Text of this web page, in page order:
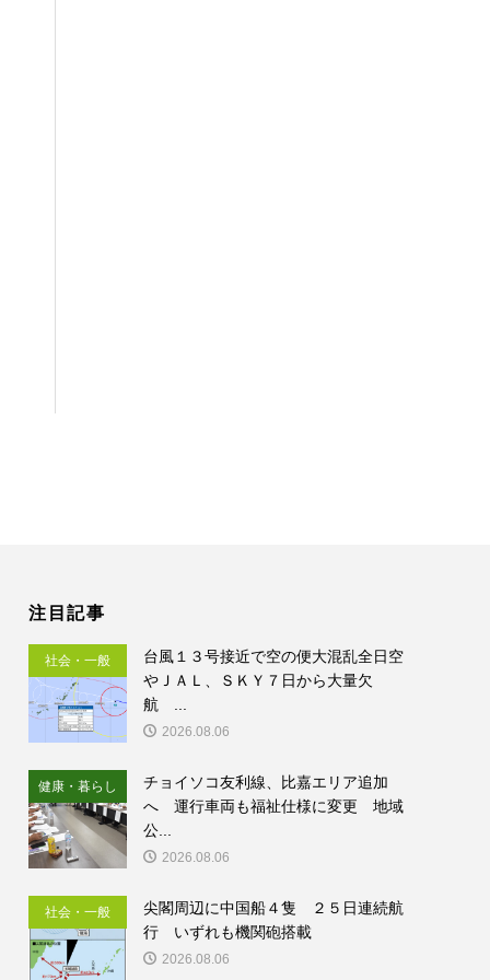
注目記事
社会・一般
台風１３号接近で空の便大混乱全日空
やＪＡＬ、ＳＫＹ７日から大量欠
航 ...
2026.08.06
健康・暮らし
チョイソコ友利線、比嘉エリア追加
へ 運行車両も福祉仕様に変更 地域
公...
2026.08.06
社会・一般
尖閣周辺に中国船４隻 ２５日連続航
行 いずれも機関砲搭載
2026.08.06